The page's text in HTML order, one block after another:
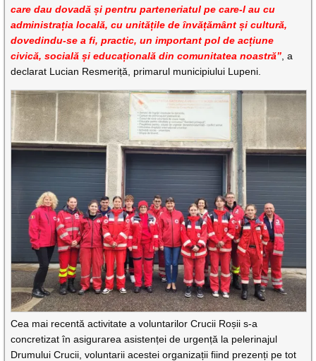
care dau dovadă și pentru parteneriatul pe care-l au cu
administrația locală, cu unitățile de învățământ și cultură,
dovedindu-se a fi, practic, un important pol de acțiune
civică, socială și educațională din comunitatea noastră” , a
declarat Lucian Resmeriță, primarul municipiului Lupeni.
Cea mai recentă activitate a voluntarilor Crucii Roșii s-a
concretizat în asigurarea asistenței de urgență la pelerinajul
Drumului Crucii, voluntarii acestei organizații fiind prezenți pe tot